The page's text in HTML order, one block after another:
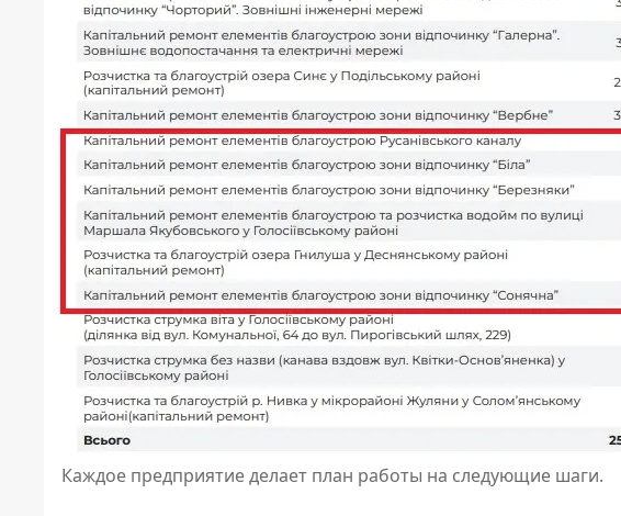
Каждое предприятие делает план работы на следующие шаги.